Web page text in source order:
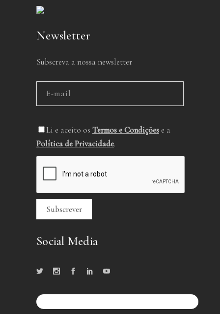
Newsletter
Subscreva a nossa newsletter
Li e aceito os Termos e Condições e a
Política de Privacidade.
Social Media